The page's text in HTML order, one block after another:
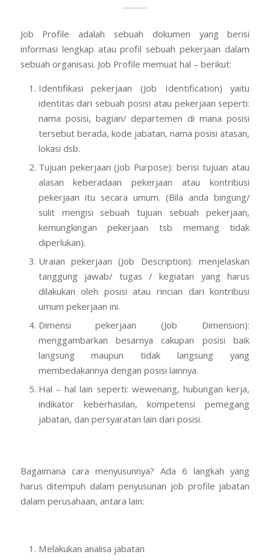
Job Profile adalah sebuah dokumen yang berisi
informasi lengkap atau profil sebuah pekerjaan dalam
sebuah organisasi. Job Profile memuat hal – berikut:
Identifikasi pekerjaan (Job Identification) yaitu
identitas dari sebuah posisi atau pekerjaan seperti:
nama posisi, bagian/ departemen di mana posisi
tersebut berada, kode jabatan, nama posisi atasan,
lokasi dsb.
Tujuan pekerjaan (Job Purpose): berisi tujuan atau
alasan keberadaan pekerjaan atau kontribusi
pekerjaan itu secara umum. (Bila anda bingung/
sulit mengisi sebuah tujuan sebuah pekerjaan,
kemungkingan pekerjaan tsb memang tidak
diperlukan).
Uraian pekerjaan (Job Description): menjelaskan
tanggung jawab/ tugas / kegiatan yang harus
dilakukan oleh posisi atau rincian dari kontribusi
umum pekerjaan ini.
Dimensi pekerjaan (Job Dimension):
menggambarkan besarnya cakupan posisi baik
langsung maupun tidak langsung yang
membedakannya dengan posisi lainnya.
Hal – hal lain seperti: wewenang, hubungan kerja,
indikator keberhasilan, kompetensi pemegang
jabatan, dan persyaratan lain dari posisi.
Bagaimana cara menyusunnya? Ada 6 langkah yang
harus ditempuh dalam penyusunan job profile jabatan
dalam perusahaan, antara lain:
Melakukan analisa jabatan